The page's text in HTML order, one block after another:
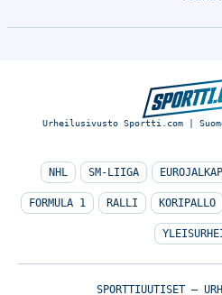
Urheilusivusto Sportti.com |
NHL SM-LIIGA
FORMULA 1 RALLI KORIPALLO
SPORTTIUUTISET –